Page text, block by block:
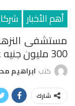
أهم الأخبار
مستشفى
300 مليون جنيه عبر توزيع أسهم مجانية
كتب ابراهيم
شارك